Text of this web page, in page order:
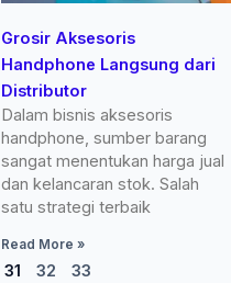
Grosir Aksesoris
Handphone Langsung dari
Distributor
Dalam bisnis aksesoris
handphone, sumber barang
sangat menentukan harga jual
dan kelancaran stok. Salah
satu strategi terbaik
Read More »
31 32 33